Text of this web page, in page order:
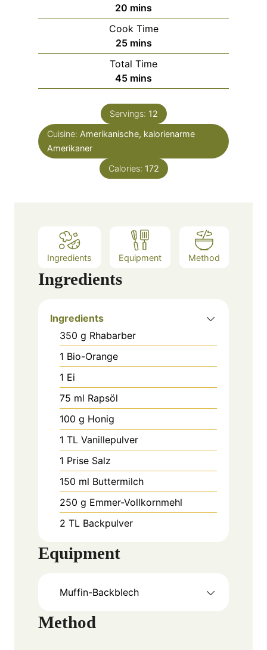
20 m
i
n
u
t
e
s
mins
Cook Time
25m
i
n
u
e
s
mins
Total Time
45m
i
n
u
t
s
mins
Servings: 12
Cuisine: Amerikanische, kalorienarme
Amerikaner
Calories: 172
Ingredients Equipment Method
Ingredients
Ingredients
350 g Rhabarber
1 Bio-Orange
1 Ei
75 ml Rapsöl
100 g Honig
1 TL Vanillepulver
1 Prise Salz
150 ml Buttermilch
250 g Emmer-Vollkornmehl
2 TL Backpulver
Equipment
Muffin-Backblech
Method